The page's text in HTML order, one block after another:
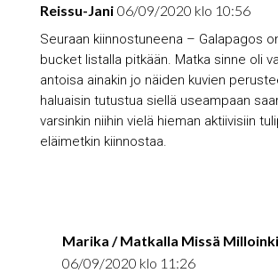
Reissu-Jani 06/09/2020 klo 10:56
Seuraan kiinnostuneena – Galapagos
bucket listalla pitkään. Matka sinne oli
antoisa ainakin jo näiden kuvien
haluaisin tutustua siellä useampaan
varsinkin niihin vielä hieman aktiivisiin
eläimetkin kiinnostaa.
Marika / Matkalla Missä
06/09/2020 klo 11:26